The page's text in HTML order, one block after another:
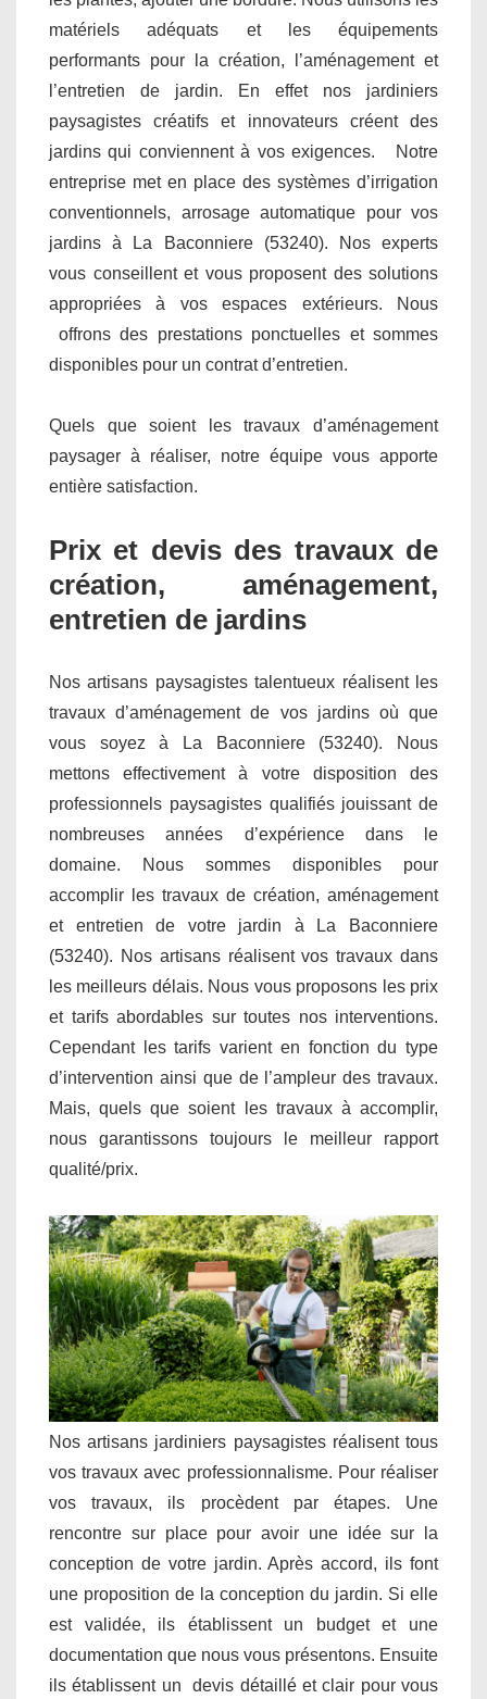
matériels adéquats et les équipements
performants pour la création, l’aménagement et
l’entretien de jardin. En effet nos jardiniers
paysagistes créatifs et innovateurs créent des
jardins qui conviennent à vos exigences. Notre
entreprise met en place des systèmes d’irrigation
conventionnels, arrosage automatique pour vos
jardins à La Baconniere (53240). Nos experts
vous conseillent et vous proposent des solutions
appropriées à vos espaces extérieurs. Nous
offrons des prestations ponctuelles et sommes
disponibles pour un contrat d’entretien.
Quels que soient les travaux d’aménagement
paysager à réaliser, notre équipe vous apporte
entière satisfaction.
Prix et devis des travaux de
création, aménagement,
entretien de jardins
Nos artisans paysagistes talentueux réalisent les
travaux d’aménagement de vos jardins où que
vous soyez à La Baconniere (53240). Nous
mettons effectivement à votre disposition des
professionnels paysagistes qualifiés jouissant de
nombreuses années d’expérience dans le
domaine. Nous sommes disponibles pour
accomplir les travaux de création, aménagement
et entretien de votre jardin à La Baconniere
(53240). Nos artisans réalisent vos travaux dans
les meilleurs délais. Nous vous proposons les prix
et tarifs abordables sur toutes nos interventions.
Cependant les tarifs varient en fonction du type
d’intervention ainsi que de l’ampleur des travaux.
Mais, quels que soient les travaux à accomplir,
nous garantissons toujours le meilleur rapport
qualité/prix.
Nos artisans jardiniers paysagistes réalisent tous
vos travaux avec professionnalisme. Pour réaliser
vos travaux, ils procèdent par étapes. Une
rencontre sur place pour avoir une idée sur la
conception de votre jardin. Après accord, ils font
une proposition de la conception du jardin. Si elle
est validée, ils établissent un budget et une
documentation que nous vous présentons. Ensuite
ils établissent un devis détaillé et clair pour vous